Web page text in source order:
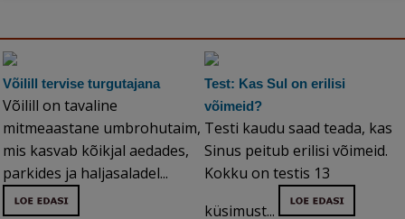
Võilill tervise turgutajana
Võilill on tavaline
mitmeaastane umbrohutaim,
mis kasvab kõikjal aedades,
parkides ja haljasaladel...
Test: Kas Sul on erilisi
võimeid?
Testi kaudu saad teada, kas
Sinus peitub erilisi võimeid.
Kokku on testis 13
küsimust...